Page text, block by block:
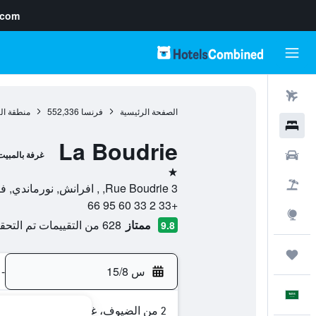
الصفحة الرئيسية فرنسا 552,336 منطقة
La Boudrie غرفة
نجمة واحدة
3 Rue Boudrie, , افرانش, نورماندي, فرنسا
+33 2 33 60 95 66
9.8 ممتاز 628 من التقييمات تم التحقق منها
س 15/8 -
2 من الضيوف، غرفة واحدة